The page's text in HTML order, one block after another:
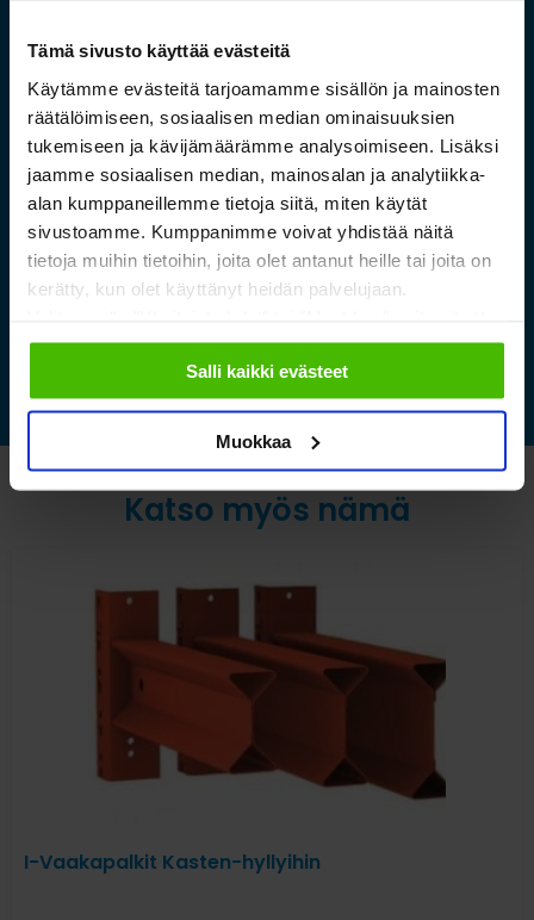
Tämä sivusto käyttää evästeitä
Käytämme evästeitä tarjoamamme sisällön ja mainosten
räätälöimiseen, sosiaalisen median ominaisuuksien
tukemiseen ja kävijämäärämme analysoimiseen. Lisäksi
jaamme sosiaalisen median, mainosalan ja analytiikka-
alan kumppaneillemme tietoja siitä, miten käytät
sivustoamme. Kumppanimme voivat yhdistää näitä
tietoja muihin tietoihin, joita olet antanut heille tai joita on
kerätty, kun olet käyttänyt heidän palvelujaan.
sallimiisi evästeisiin.
Salli kaikki evästeet
Muokkaa
Saamelaismuseon ja
luontokeskuksen esineistölle
sopivat ilmastoidut ja
kestävät säilytysratkaisut
Katso myös nämä
I-Vaakapalkit Kasten-hyllyihin